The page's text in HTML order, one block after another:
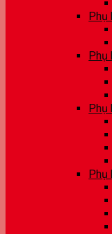
Phụ
Phụ
Phụ
Phụ